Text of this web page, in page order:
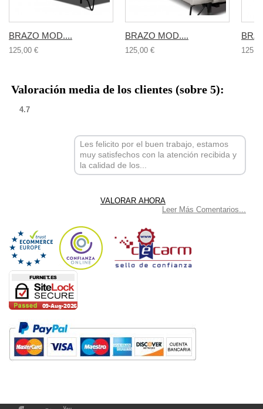
BRAZO MOD....
125,00 €
BRAZO MOD....
125,00 €
Valoración media de los clientes (sobre 5):
4.7
Les felicito por el buen trabajo, estamos
muy satisfechos con la atención recibida y
la calidad de los...
Leer Más Comentarios...